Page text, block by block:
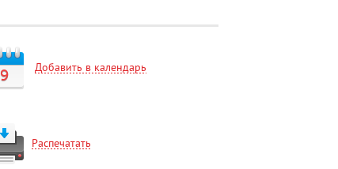
9 Добавить в календарь
Распечатать